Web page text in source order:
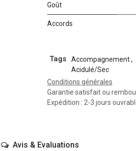
Goût
Accords
Tags Accompagnement,
Acidulé/Sec
Conditions générales
Garantie satisfait ou
Expédition : 2-3 jours
Avis & Evaluations